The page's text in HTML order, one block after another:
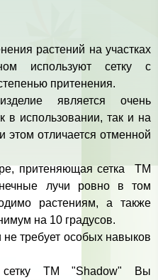
растений на участках
используют сетку с
притенения.
является очень
в использовании, так и на
этом отличается отменной
притеняющая сетка ТМ
лучи ровно в том
растениям, а также
на 10 градусов.
требует особых навыков
сетку ТМ "Shadow" Вы